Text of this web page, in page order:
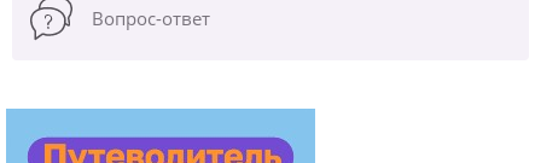
Вопрос-ответ